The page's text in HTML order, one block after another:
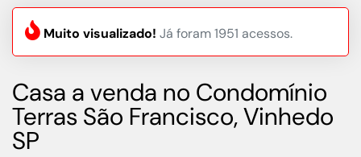
Muito visualizado! Já foram 1951 acessos.
Casa a venda no Condomínio
Terras São Francisco, Vinhedo
SP